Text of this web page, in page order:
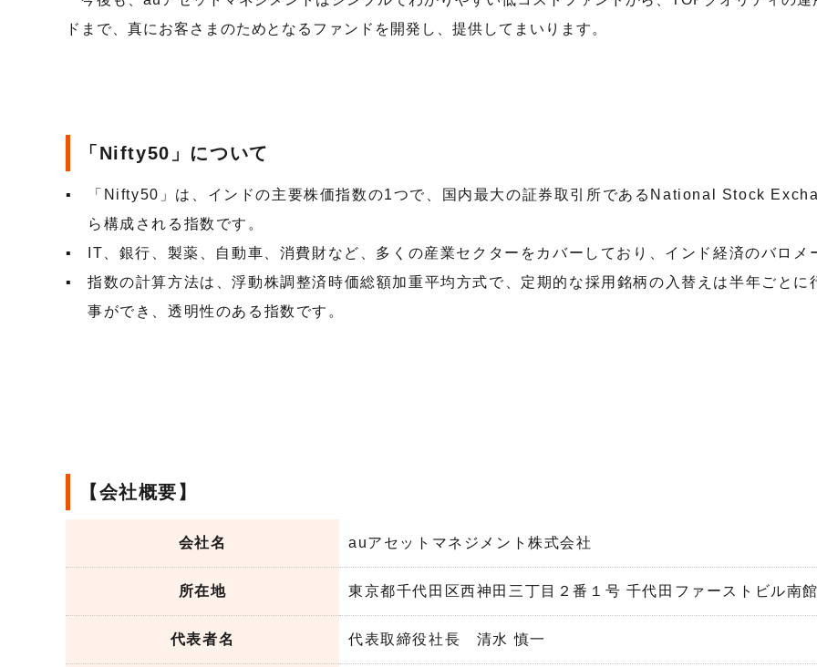
ドまで、真にお客さまのためとなるファンドを開発し、提供してまいります。
「Nifty50」について
「Nifty50」は、インドの主要株価指数の1つで、国内最大の証券取引所であるNational Stock
ら構成される指数です。
IT、銀行、製薬、自動車、消費財など、多くの産業セクターをカバーしており、インド経済のバロ
指数の計算方法は、浮動株調整済時価総額加重平均方式で、定期的な採用銘柄の入替えは半年ごと
事ができ、透明性のある指数です。
【会社概要】
会社名 auアセットマネジメント株式会社
所在地 東京都千代田区西神田三丁目２番１号 千代田ファーストビル南
代表者名 代表取締役社長 清水 慎一